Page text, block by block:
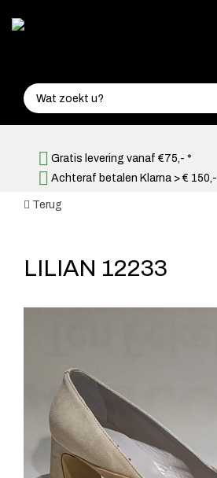
Gratis levering vanaf €75,- *
Achteraf betalen Klarna > € 150,-
Terug
LILIAN 12233